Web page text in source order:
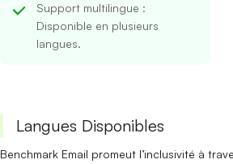
Se connecter
Support multilingue :
Disponible en plusieurs
langues.
Langues Disponibles
Benchmark Email promeut l’inclusivité à